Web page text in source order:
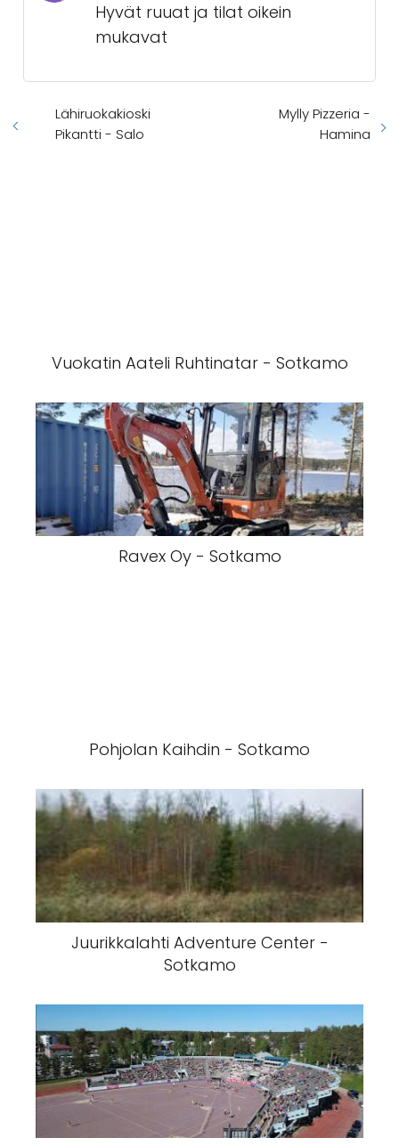
Hyvät ruuat ja tilat oikein
mukavat
Lähiruokakioski
Pikantti - Salo
Mylly Pizzeria -
Hamina
Vuokatin Aateli Ruhtinatar - Sotkamo
Ravex Oy - Sotkamo
Pohjolan Kaihdin - Sotkamo
Juurikkalahti Adventure Center -
Sotkamo